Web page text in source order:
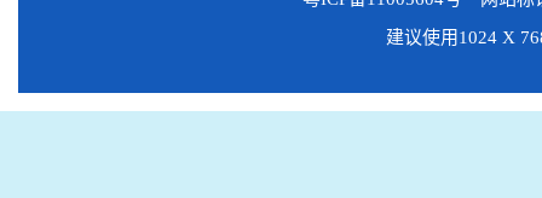
建议使用1024 X